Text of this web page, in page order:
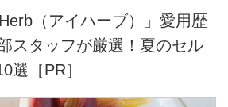
（アイハーブ）」愛用歴
スタッフが厳選！夏のセル
選［PR］